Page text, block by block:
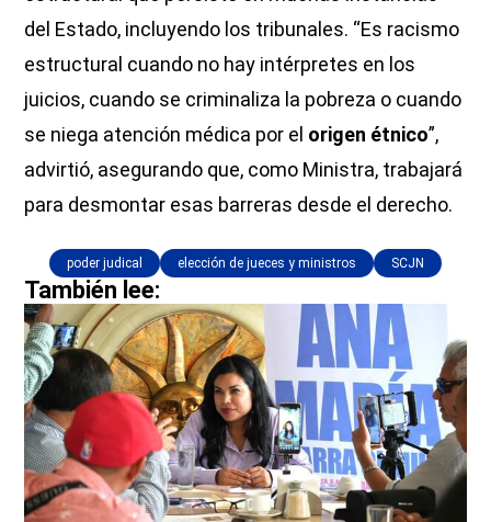
del Estado, incluyendo los tribunales. “Es racismo
estructural cuando no hay intérpretes en los
juicios, cuando se criminaliza la pobreza o cuando
se niega atención médica por el origen étnico”,
advirtió, asegurando que, como Ministra, trabajará
para desmontar esas barreras desde el derecho.
poder judical elección de jueces y ministros SCJN
También lee: